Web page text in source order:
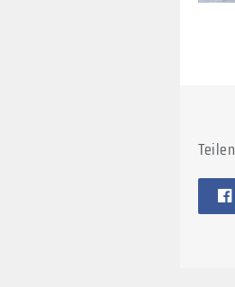
Teilen